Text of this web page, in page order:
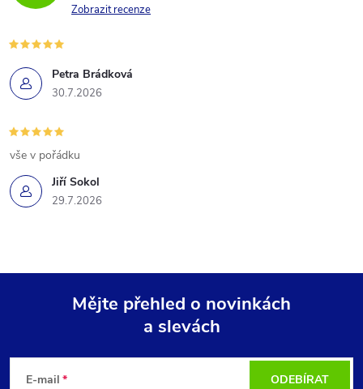
Zobrazit recenze
Petra Brádková
30.7.2026
Jiří Sokol
29.7.2026
vše v pořádku
Mějte přehled o novinkách
a slevách
E-mail ODEBÍRAT